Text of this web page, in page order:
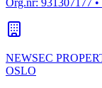
Org.nr: 931307177
NEWSEC
OSLO